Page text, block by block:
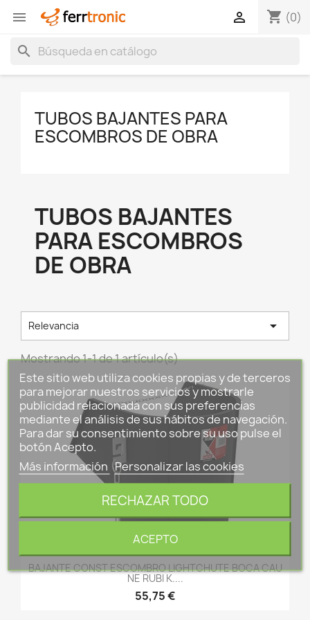
 shopping_cart (0)

search
TUBOS BAJANTES PARA
ESCOMBROS DE OBRA
TUBOS BAJANTES
PARA ESCOMBROS
DE OBRA
Relevancia 
Mostrando 1-1 de 1 artículo(s)
BAJANTE CONST ESCOMBRO LIGHTCHUTE BOCA CAU
NE RUBI K....
55,75 €
Este sitio web utiliza cookies propias y de terceros
para mejorar nuestros servicios y mostrarle
publicidad relacionada con sus preferencias
mediante el análisis de sus hábitos de navegación.
Para dar su consentimiento sobre su uso pulse el
botón Acepto.
Más información Personalizar las cookies
RECHAZAR TODO
ACEPTO